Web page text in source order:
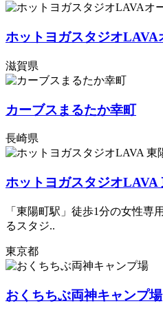
ホットヨガスタジオLAVA
滋賀県
カーブスまるたか幸町
長崎県
ホットヨガスタジオLAVA
「東陽町駅」徒歩1分の女性専
るスタジ..
東京都
おくちちぶ両神キャンプ場